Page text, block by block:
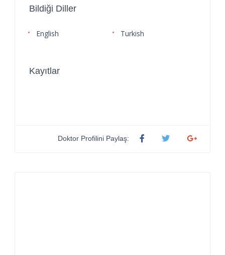
Bildiği Diller
English Turkish
Kayıtlar
Doktor Profilini Paylaş: